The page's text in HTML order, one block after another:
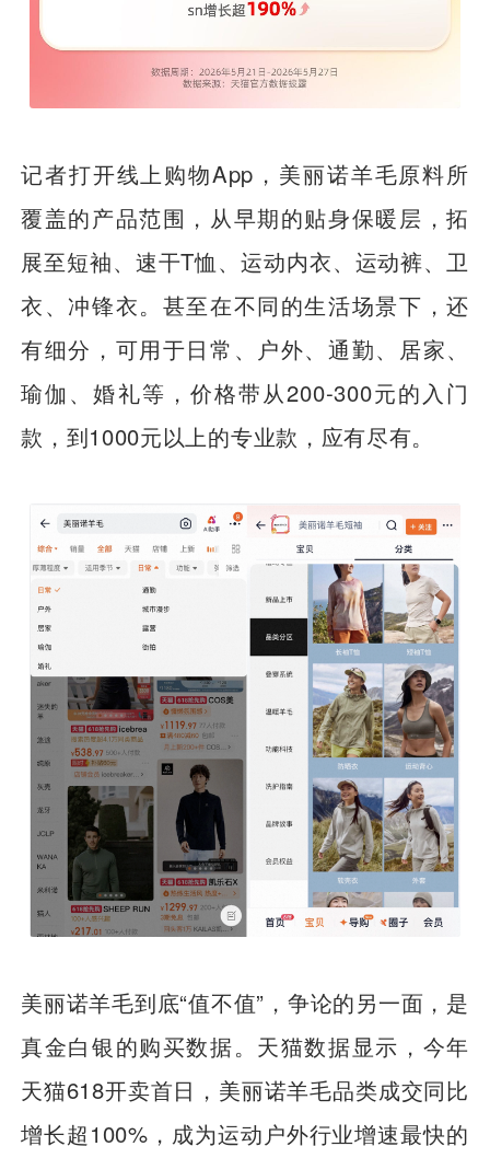
记者打开线上购物App，美丽诺羊毛原料所
覆盖的产品范围，从早期的贴身保暖层，拓
展至短袖、速干T恤、运动内衣、运动裤、卫
衣、冲锋衣。甚至在不同的生活场景下，还
有细分，可用于日常、户外、通勤、居家、
瑜伽、婚礼等，价格带从200-300元的入门
款，到1000元以上的专业款，应有尽有。
美丽诺羊毛到底“值不值”，争论的另一面，是
真金白银的购买数据。天猫数据显示，今年
天猫618开卖首日，美丽诺羊毛品类成交同比
增长超100%，成为运动户外行业增速最快的